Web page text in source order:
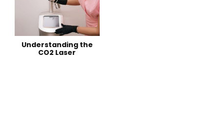
Understanding the
CO2 Laser